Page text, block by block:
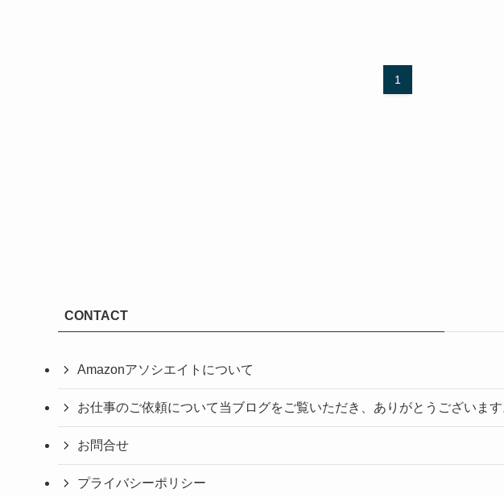
1
CONTACT
Amazonアソシエイトについて
お仕事のご依頼について当ブログをご覧いただき、ありがとうございま
お問合せ
プライバシーポリシー